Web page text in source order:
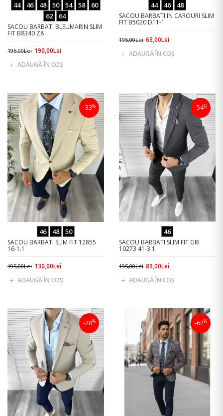
44 46 48 50 54 58
60
62
64
SACOU BARBATI BLEUMARIN SLIM
FIT B8340 Z8
195,00Lei 190,00Lei
ADAUGĂ ÎN COŞ
44 46 48
SACOU BARBATI IN CAROURI SLIM
FIT B5020 D11-1
195,00Lei 65,00Lei
ADAUGĂ ÎN COŞ
-33%
46 48 50
SACOU BARBATI SLIM FIT 12855
16-1.1
195,00Lei 130,00Lei
ADAUGĂ ÎN COŞ
-54%
46
SACOU BARBATI SLIM FIT GRI
10273 41-3.1
195,00Lei 89,00Lei
ADAUGĂ ÎN COŞ
-28% -62%